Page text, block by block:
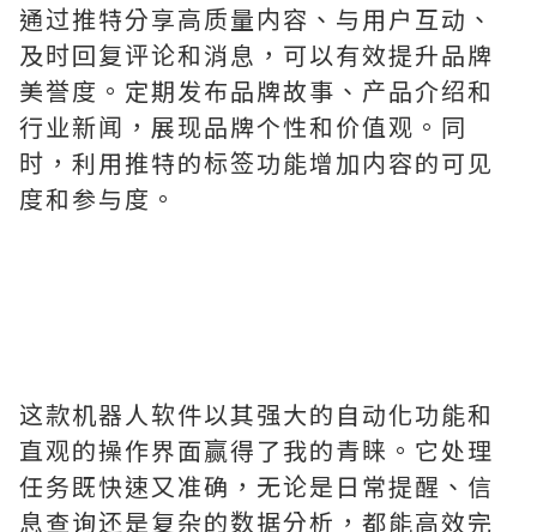
通过推特分享高质量内容、与用户互动、
及时回复评论和消息，可以有效提升品牌
美誉度。定期发布品牌故事、产品介绍和
行业新闻，展现品牌个性和价值观。同
时，利用推特的标签功能增加内容的可见
度和参与度。
这款机器人软件以其强大的自动化功能和
直观的操作界面赢得了我的青睐。它处理
任务既快速又准确，无论是日常提醒、信
息查询还是复杂的数据分析，都能高效完